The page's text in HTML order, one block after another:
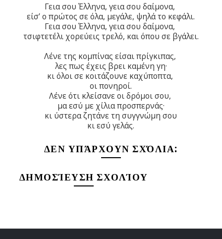
Γεια σου Έλληνα, γεια σου δαίμονα,
είσ’ ο πρώτος σε όλα, μεγάλε, ψηλά το κεφάλι.
Γεια σου Έλληνα, γεια σου δαίμονα,
τσιφτετέλι χορεύεις τρελό, και όπου σε βγάλει.
Λένε της κομπίνας είσαι πρίγκιπας,
λες πως έχεις βρει καμένη γη·
κι όλοι σε κοιτάζουνε καχύποπτα,
οι πονηροί.
Λένε ότι κλείσανε οι δρόμοι σου,
μα εσύ με χίλια προσπερνάς·
κι ύστερα ζητάνε τη συγγνώμη σου
κι εσύ γελάς.
ΔΕΝ ΥΠΆΡΧΟΥΝ ΣΧΌΛΙΑ:
ΔΗΜΟΣΊΕΥΣΗ ΣΧΟΛΊΟΥ